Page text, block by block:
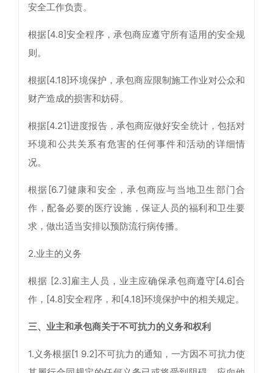
安全工作负责。
根据[4.8]安全程序，承包商应遵守所有适用的安全规
则。
根据[4.18]环境保护，承包商应限制施工作业对公众和
财产造成的损害和妨碍。
根据[4.21]进度报告，承包商应做好安全统计，包括对
环境和公共关系有危害的任何事件和活动的详细情
况。
根据[6.7]健康和安全，承包商应与当地卫生部门合
作，配备必要的医疗设施，保证人员的福利和卫生要
求，做出适当安排以预防流行病传播。
2.业主的义务
根据 [2.3]雇主人员，业主应确保承包商遵守[4.6]合
作，[4.8]安全程序，和[4.18]环境保护中的相关规定。
三、业主和承包商关于不可抗力的义务和权利
1.义务根据[1 9.2]不可抗力的通知，一方因不可抗力使